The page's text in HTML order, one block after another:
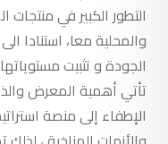
التطور الكبير في
والمحلية معا، استنادا
الجودة و تثبيت
تأتي أهمية المعرض
الإطفاء إلى منصة